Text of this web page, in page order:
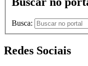
Busca:
Redes Sociais